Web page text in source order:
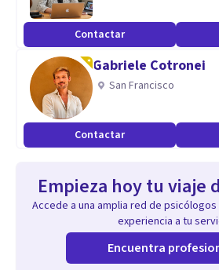
Contactar
Gabriele Cotronei
San Francisco
Contactar
Empieza hoy tu viaje
Accede a una amplia red de
experiencia a tu
Encuentra